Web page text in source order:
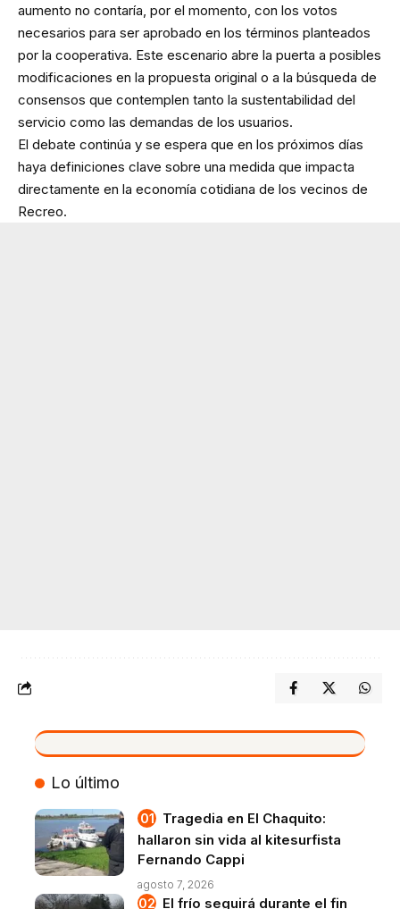
aumento no contaría, por el momento, con los votos
necesarios para ser aprobado en los términos planteados
por la cooperativa. Este escenario abre la puerta a posibles
modificaciones en la propuesta original o a la búsqueda de
consensos que contemplen tanto la sustentabilidad del
servicio como las demandas de los usuarios.
El debate continúa y se espera que en los próximos días
haya definiciones clave sobre una medida que impacta
directamente en la economía cotidiana de los vecinos de
Recreo.
VIVO
Lo último
Tragedia en El Chaquito:
hallaron sin vida al kitesurfista
Fernando Cappi
agosto 7, 2026
El frío seguirá durante el fin